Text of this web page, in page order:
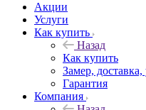
Акции
Услуги
Как купить
Назад
Как купить
Замер, доставка,
Гарантия
Компания